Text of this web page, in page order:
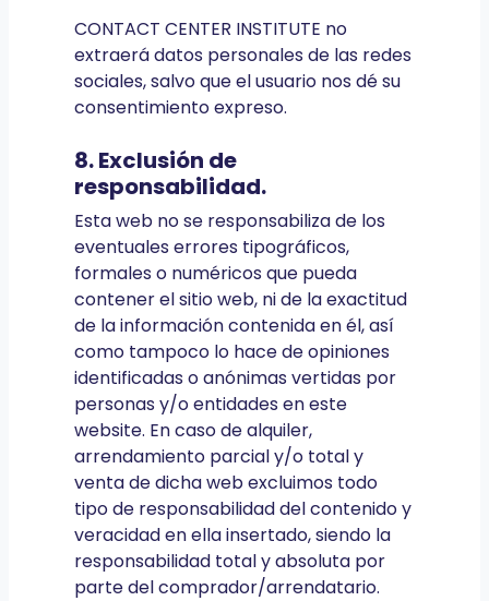
CONTACT CENTER INSTITUTE no
extraerá datos personales de las redes
sociales, salvo que el usuario nos dé su
consentimiento expreso.
8. Exclusión de
responsabilidad.
Esta web no se responsabiliza de los
eventuales errores tipográficos,
formales o numéricos que pueda
contener el sitio web, ni de la exactitud
de la información contenida en él, así
como tampoco lo hace de opiniones
identificadas o anónimas vertidas por
personas y/o entidades en este
website. En caso de alquiler,
arrendamiento parcial y/o total y
venta de dicha web excluimos todo
tipo de responsabilidad del contenido y
veracidad en ella insertado, siendo la
responsabilidad total y absoluta por
parte del comprador/arrendatario.